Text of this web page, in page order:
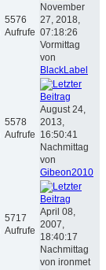
5576
Aufrufe
November
27, 2018,
07:18:26
Vormittag
von
BlackLabel
5578
Aufrufe
August 24,
2013,
16:50:41
Nachmittag
von
Gibeon2010
5717
Aufrufe
April 08,
2007,
18:40:17
Nachmittag
von ironmet